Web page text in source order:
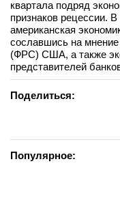
квартала подряд
признаков рецессии.
американская
сославшись на
(ФРС) США, а также
представителей
Поделиться:
Популярное: